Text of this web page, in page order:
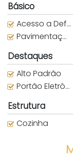
Básico
Acesso a Deficientes
Pavimentação
Destaques
Alto Padrão
Portão Eletrônico
Estrutura
Cozinha